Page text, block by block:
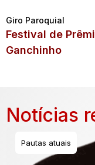
Giro Paroquial
Festival de
Ganchinho
Notícias
Pautas atuais